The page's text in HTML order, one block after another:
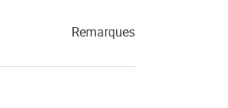
Remarques